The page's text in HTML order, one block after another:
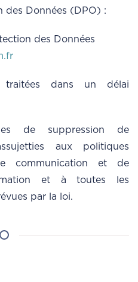
des Données (DPO) :
des Données
traitées dans un délai
de suppression de
aux politiques
communication et de
et à toutes les
par la loi.